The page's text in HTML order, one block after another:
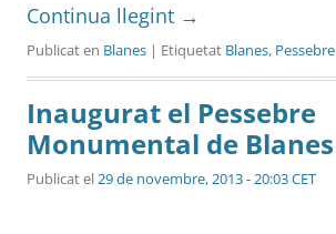
Continua llegint →
Publicat en Blanes | Etiquetat Blanes, Pessebre
Inaugurat el Pessebre
Monumental de Blanes
Publicat el29 de novembre, 2013 - 20:03 CET